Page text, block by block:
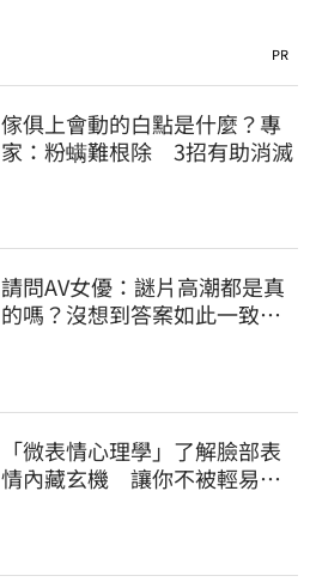
PR
傢俱上會動的白點是什麼？專
家：粉螨難根除 3招有助消滅
請問AV女優：謎片高潮都是真
的嗎？沒想到答案如此一致…
「微表情心理學」了解臉部表
情內藏玄機 讓你不被輕易看